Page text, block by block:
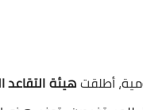
أطلقتهيئة التقاعد